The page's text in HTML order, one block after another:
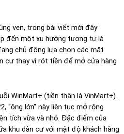
ven, trong bài viết mới đây
đến một xu hướng tương tự là
chủ động lựa chọn các mặt
cư thay vì rót tiền để mở cửa hàng
WinMart+ (tiền thân là VinMart+).
“ông lớn” này liên tục mở rộng
tích vừa và nhỏ. Đặc điểm của
khu dân cư với mật độ khách hàng